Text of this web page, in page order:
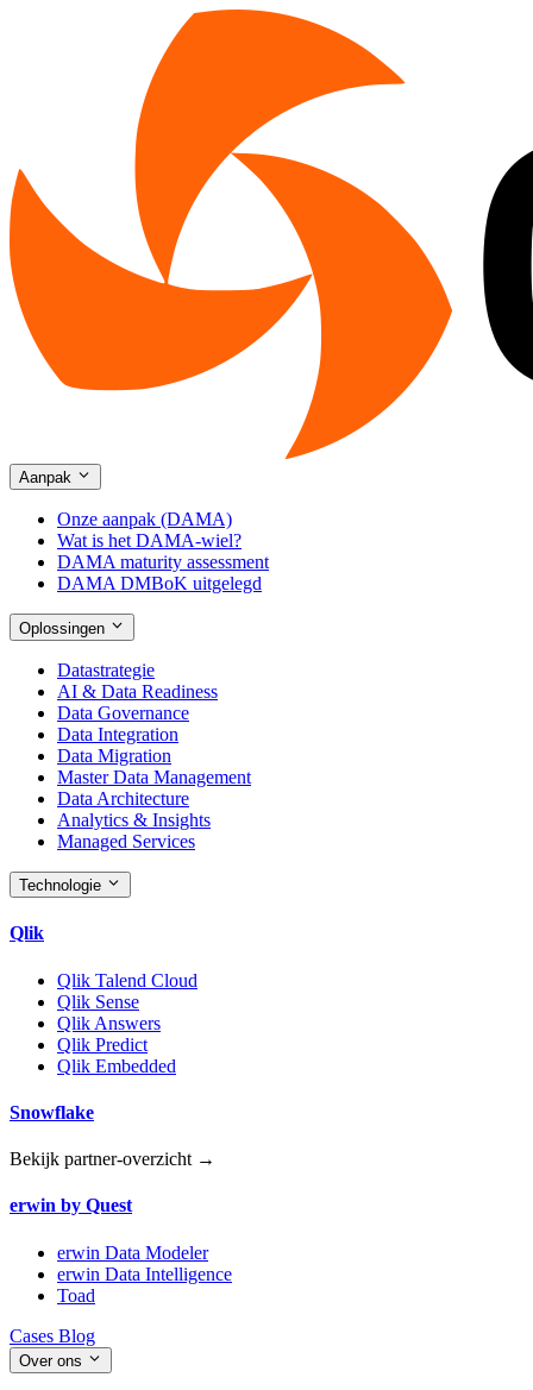
Aanpak
Onze aanpak (DAMA)
Wat is het DAMA-wiel?
DAMA maturity assessment
DAMA DMBoK uitgelegd
Oplossingen
Datastrategie
AI & Data Readiness
Data Governance
Data Integration
Data Migration
Master Data Management
Data Architecture
Analytics & Insights
Managed Services
Technologie
Qlik
Qlik Talend Cloud
Qlik Sense
Qlik Answers
Qlik Predict
Qlik Embedded
Snowflake
Bekijk partner-overzicht →
erwin by Quest
erwin Data Modeler
erwin Data Intelligence
Toad
Cases Blog
Over ons